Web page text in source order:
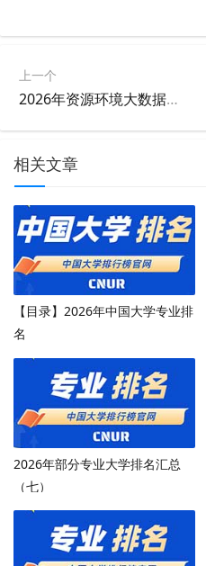
上一个
2026年资源环境大数据工程专业大学排名
相关文章
【目录】2026年中国大学专业排
名
2026年部分专业大学排名汇总
（七）